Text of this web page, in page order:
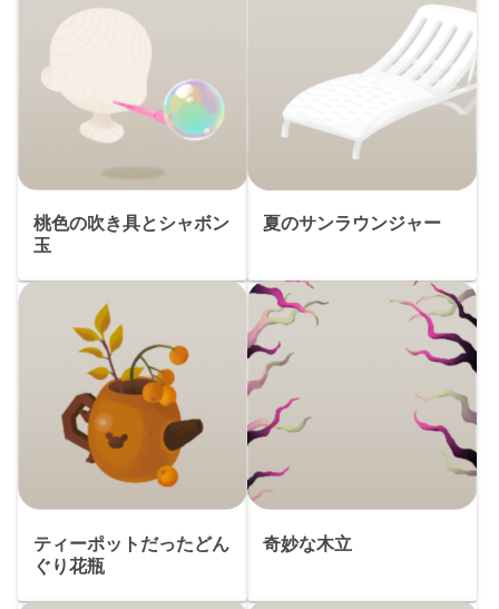
桃色の吹き具とシャボン
玉
夏のサンラウンジャー
ティーポットだったどん
ぐり花瓶
奇妙な木立